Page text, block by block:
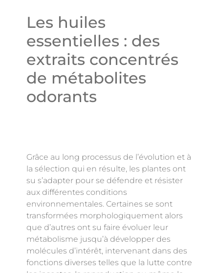
Les huiles
essentielles : des
extraits concentrés
de métabolites
odorants
Grâce au long processus de l’évolution et à
la sélection qui en résulte, les plantes ont
su s’adapter pour se défendre et résister
aux différentes conditions
environnementales. Certaines se sont
transformées morphologiquement alors
que d’autres ont su faire évoluer leur
métabolisme jusqu’à développer des
molécules d’intérêt, intervenant dans des
fonctions diverses telles que la lutte contre